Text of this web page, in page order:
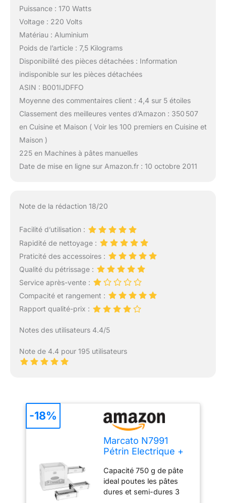
Puissance : 170 Watts
Voltage : 220 Volts
Matériau : Aluminium
Poids de l’article : 7,5 Kilograms
Disponibilité des pièces détachées : Information
indisponible sur les pièces détachées
ASIN : B001IJDFFO
Moyenne des commentaires client : 4,4 sur 5 étoiles
Classement des meilleures ventes d’Amazon : 350 507
en Cuisine et Maison ( Voir les 100 premiers en Cuisine et
Maison )
225 en Machines à pâtes manuelles
Date de mise en ligne sur Amazon.fr : 10 octobre 2011
Note de la rédaction 18/20
Facilité d’utilisation :
Rapidité de nettoyage :
Praticité des accessoires :
Qualité du pétrissage :
Service après-vente :
Compacité et rangement :
Rapport qualité-prix :
Notes des utilisateurs 4.4/5
Note de 4.4 pour 195 utilisateurs
Marcato N7991
Pétrin Electrique +
Pâtes
Capacité 750 g de pâte
ideal poutes les pâtes
dures et semi-dures 3
-18%